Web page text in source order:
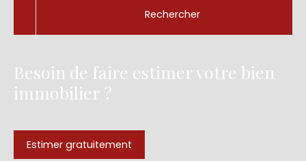
Rechercher
Besoin de faire estimer votre bien
immobilier ?
Estimer gratuitement